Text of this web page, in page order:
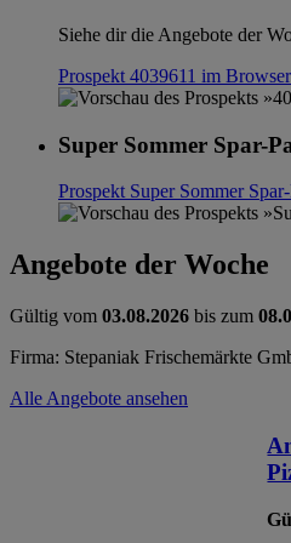
Siehe dir die Angebote der
Prospekt 4039611 im Browser
Super Sommer Spar-
Prospekt Super Sommer
Angebote der Woche
Gültig vom 03.08.2026 bis zum
Firma: Stepaniak Frischemärkte
Alle Angebote ansehen